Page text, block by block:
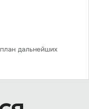
дальнейших